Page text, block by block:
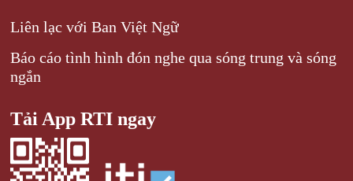
Liên lạc với Ban Việt Ngữ
Báo cáo tình hình đón nghe qua sóng trung và sóng
ngắn
Tải App RTI ngay